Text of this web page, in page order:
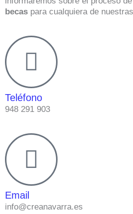
becas para cualquiera de
Teléfono
948 291 903
Email
info@creanavarra.es